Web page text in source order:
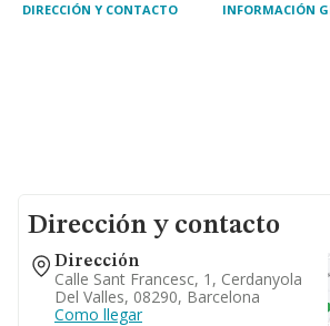
DIRECCIÓN Y CONTACTO INFORMACIÓN
Dirección y contacto
Dirección
Calle Sant Francesc, 1, Cerdanyola
Del Valles, 08290, Barcelona
Como llegar